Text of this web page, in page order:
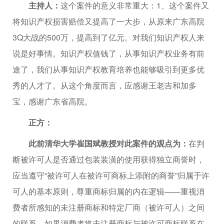
主持人： 这个案件的意义非常重大：1、这个案件又
将知识产权损害赔偿又提高了一大步，从原来广东高院
3Q大战的500万，提高到了亿元。对我们知识产权人来
说是好事情。知识产权值钱了，从事知识产权业务有前
途了，我们从事知识产权教育培养也能够吸引到更多优
秀的人才了。从这个角度而言，应感谢王老吉和加多
宝，感谢广东省高院。
正方：
此前清华大学崔国斌教授对此案件的观点为： 在判
断被许可人是否通过包装装潢的使用获得独立商誉时，
应当遵守“被许可人在被许可商标上添附的商誉”归属于许
可人的基本原则，尊重商标归属的内在逻辑——重视消
费者所感知的未注册商标和特定厂商（被许可人）之间